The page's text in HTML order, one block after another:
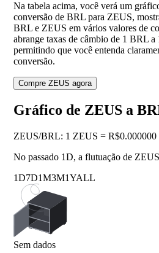
Na tabela acima, você verá um
conversão de BRL para ZEUS,
BRL e ZEUS em vários valores de
abrange taxas de câmbio de 1 BRL
permitindo que você entenda
conversão.
Compre ZEUS agora
Gráfico de ZEUS a
ZEUS/BRL: 1 ZEUS =
No passado 1D, a flutuação de
1D7D1M3M1YALL
Sem dados